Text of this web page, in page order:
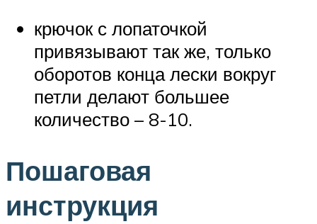
крючок с лопаточкой
привязывают так же, только
оборотов конца лески вокруг
петли делают большее
количество – 8-10.
Пошаговая
инструкция